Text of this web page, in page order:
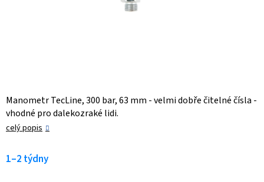
Manometr TecLine, 300 bar, 63 mm - velmi dobře čitelné čísla -
vhodné pro dalekozraké lidi.
celý popis
1–2 týdny